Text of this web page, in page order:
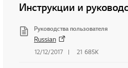
Инструкции и
Руководства пользователя
Russian
12/12/2017 21 685K